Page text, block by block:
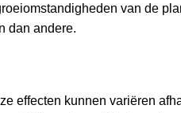
van de
dan andere.
effecten kunnen variëren